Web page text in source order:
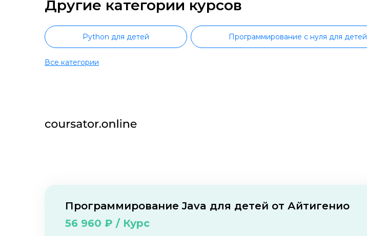
Другие категории курсов
Python для детей Программирование с нуля для детей
Программирование для детей 12 лет
Программирование для детей 8 лет
Все категории
Программирование Java для детей от Айтигенио
56 960 ₽ / Курс